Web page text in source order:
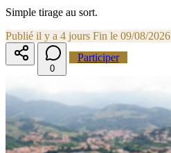
Simple tirage au sort.
Publié il y a 4 jours Fin le 09/08/2026
0
Participer